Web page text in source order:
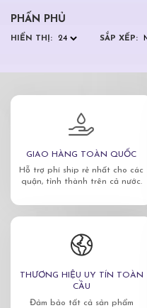
PHẤN PHỦ
HIỂN THỊ: SẮP XẾP:
GIAO HÀNG TOÀN QUỐC
Hỗ trợ phí ship rẻ nhất cho các
quận, tỉnh thành trên cả nước.
THƯƠNG HIỆU UY TÍN TOÀN
CẦU
Đảm bảo tất cả sản phẩm